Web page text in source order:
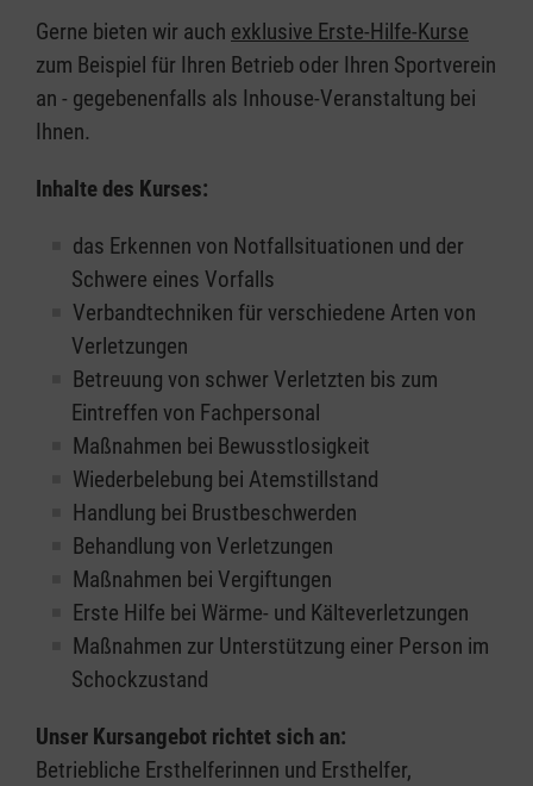
Gerne bieten wir auch exklusive Erste-Hilfe-Kurse
zum Beispiel für Ihren Betrieb oder Ihren Sportverein
an - gegebenenfalls als Inhouse-Veranstaltung bei
Ihnen.
Inhalte des Kurses:
das Erkennen von Notfallsituationen und der
Schwere eines Vorfalls
Verbandtechniken für verschiedene Arten von
Verletzungen
Betreuung von schwer Verletzten bis zum
Eintreffen von Fachpersonal
Maßnahmen bei Bewusstlosigkeit
Wiederbelebung bei Atemstillstand
Handlung bei Brustbeschwerden
Behandlung von Verletzungen
Maßnahmen bei Vergiftungen
Erste Hilfe bei Wärme- und Kälteverletzungen
Maßnahmen zur Unterstützung einer Person im
Schockzustand
Unser Kursangebot richtet sich an:
Betriebliche Ersthelferinnen und Ersthelfer,